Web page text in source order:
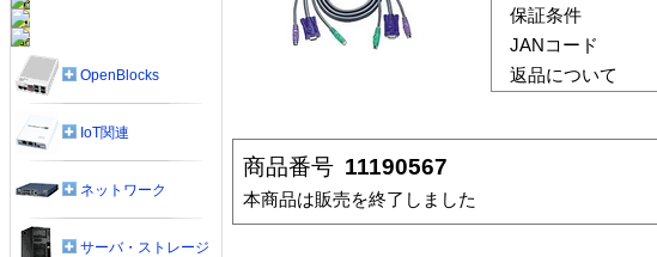
保証条件
JANコード
返品について
商品番号 11190567
本商品は販売を終了しました
OpenBlocks
IoT関連
ネットワーク
サーバ・ストレージ